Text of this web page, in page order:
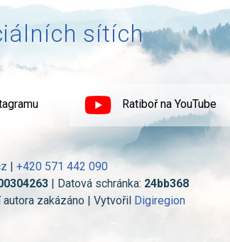
sítích
Ratiboř na YouTube
| +420 571 442 090
| Datová schránka: 24bb368
zakázáno | Vytvořil Digiregion